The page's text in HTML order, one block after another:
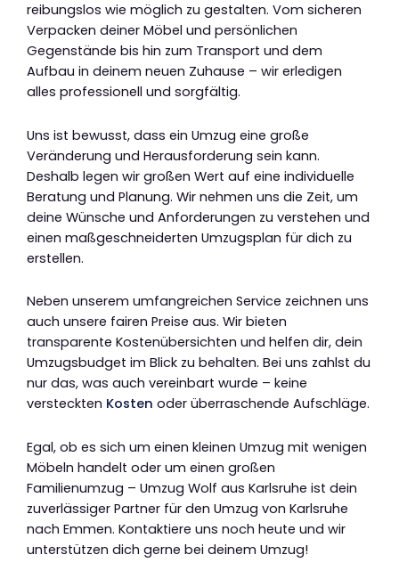
reibungslos wie möglich zu gestalten. Vom sicheren
Verpacken deiner Möbel und persönlichen
Gegenstände bis hin zum Transport und dem
Aufbau in deinem neuen Zuhause – wir erledigen
alles professionell und sorgfältig.
Uns ist bewusst, dass ein Umzug eine große
Veränderung und Herausforderung sein kann.
Deshalb legen wir großen Wert auf eine individuelle
Beratung und Planung. Wir nehmen uns die Zeit, um
deine Wünsche und Anforderungen zu verstehen und
einen maßgeschneiderten Umzugsplan für dich zu
erstellen.
Neben unserem umfangreichen Service zeichnen uns
auch unsere fairen Preise aus. Wir bieten
transparente Kostenübersichten und helfen dir, dein
Umzugsbudget im Blick zu behalten. Bei uns zahlst du
nur das, was auch vereinbart wurde – keine
versteckten Kosten oder überraschende Aufschläge.
Egal, ob es sich um einen kleinen Umzug mit wenigen
Möbeln handelt oder um einen großen
Familienumzug – Umzug Wolf aus Karlsruhe ist dein
zuverlässiger Partner für den Umzug von Karlsruhe
nach Emmen. Kontaktiere uns noch heute und wir
unterstützen dich gerne bei deinem Umzug!